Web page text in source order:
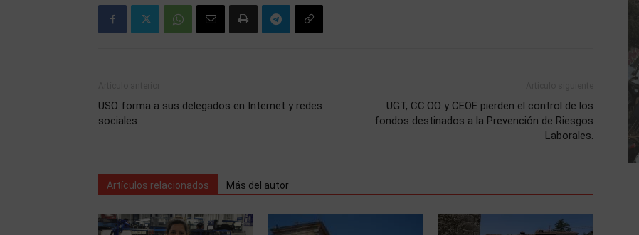
USO forma a sus delegados en Internet y redes
sociales
UGT, CC.OO y CEOE pierden el control de los
fondos destinados a la Prevención de Riesgos
Laborales.
Artículos relacionados Más del autor